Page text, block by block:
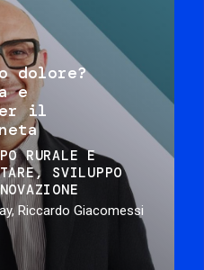
dolore?
e
il
RURALE E
SVILUPPO
Riccardo Giacomessi